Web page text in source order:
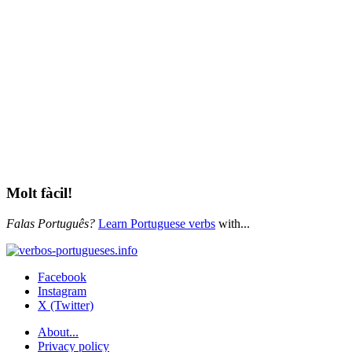
Molt fàcil!
Falas Português? Learn Portuguese verbs with...
Facebook
Instagram
X (Twitter)
About...
Privacy policy